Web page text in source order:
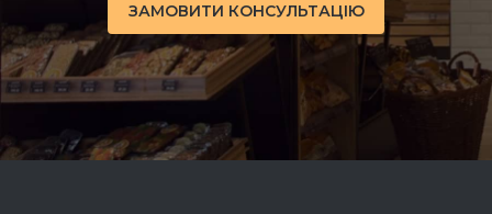
ЗАМОВИТИ КОНСУЛЬТАЦІЮ